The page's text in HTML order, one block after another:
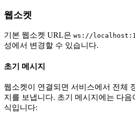
웹소켓
기본 웹소켓 URL은 ws://
성에서 변경할 수 있습니다.
초기 메시지
웹소켓이 연결되면 서비스에서 전체
지를 보냅니다. 초기 메시지에는 다음
식입니다: